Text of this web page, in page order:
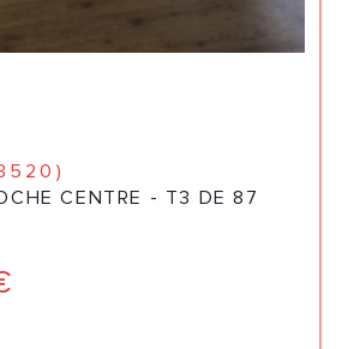
CENTRE - T3 DE 87